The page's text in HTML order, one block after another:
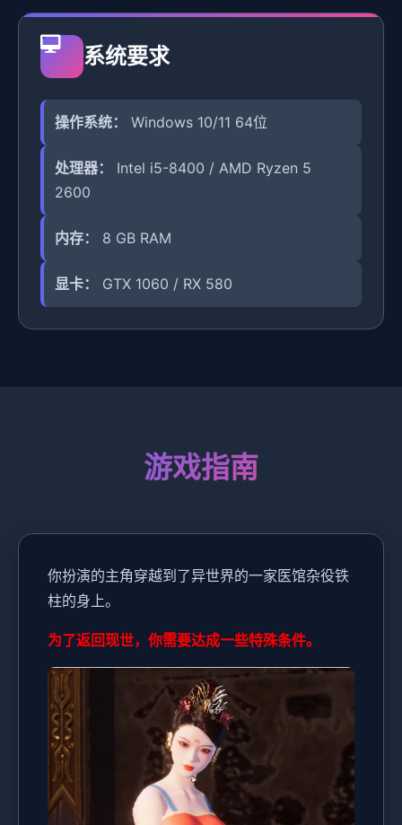
系统要求
操作系统： Windows 10/11 64位
处理器：
Intel i5-8400 / AMD Ryzen 5
2600
内存： 8 GB RAM
显卡： GTX 1060 / RX 580
游戏指南
你扮演的主角穿越到了异世界的一家医馆杂役铁
柱的身上。
为了返回现世，你需要达成一些特殊条件。